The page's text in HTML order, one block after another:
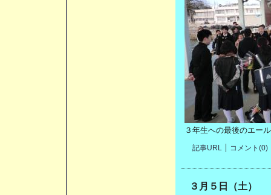
３年生への最後のエー
記事URL コメント(0)
３月５日（土）